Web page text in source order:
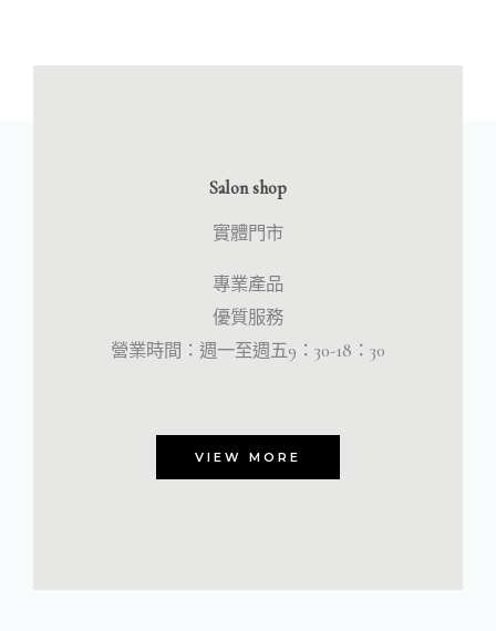
Salon shop
實體門市
專業產品
優質服務
營業時間：週一至週五9：30-18：30
VIEW MORE